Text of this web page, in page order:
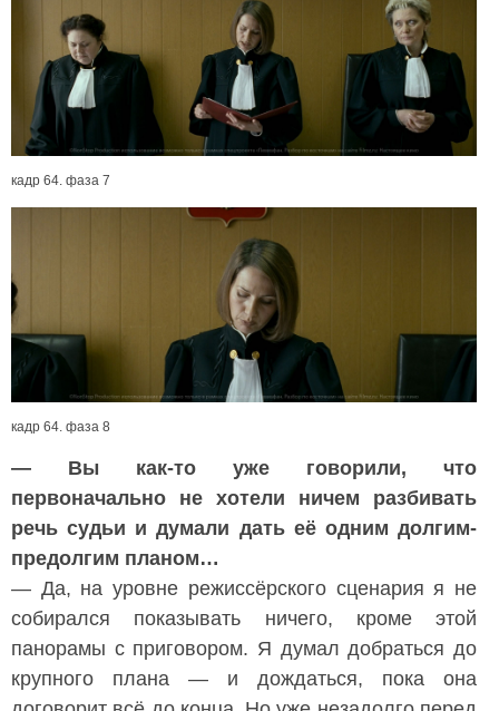
кадр 64. фаза 7
кадр 64. фаза 8
— Вы как-то уже говорили, что
первоначально не хотели ничем разбивать
речь судьи и думали дать её одним долгим-
предолгим планом…
— Да, на уровне режиссёрского сценария я не
собирался показывать ничего, кроме этой
панорамы с приговором. Я думал добраться до
крупного плана — и дождаться, пока она